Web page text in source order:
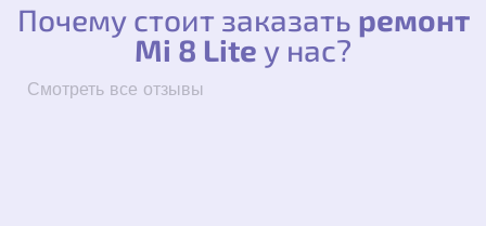
Почему стоит заказать ремонт
Mi 8 Lite у нас?
Смотреть все отзывы